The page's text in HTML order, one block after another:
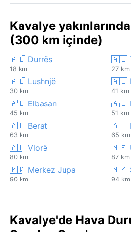
Kavalye
(300 km içinde)
🇦🇱 Durrës
18 km
🇦🇱
27 km
🇦🇱 Lushnjë
30 km
🇦🇱
41 km
🇦🇱 Elbasan
45 km
🇦🇱
51 km
🇦🇱 Berat
63 km
🇦🇱
65 km
🇦🇱 Vlorë
80 km
🇲🇪
87 km
🇲🇰 Merkez Jupa
90 km
🇲🇰
94 km
Kavalye'de Hava